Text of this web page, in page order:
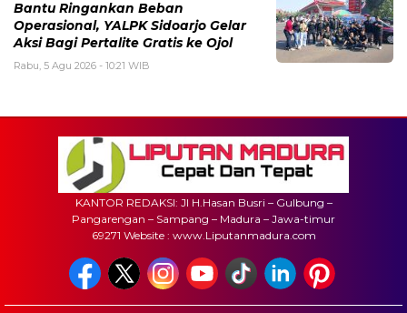
Bantu Ringankan Beban
Operasional, YALPK Sidoarjo Gelar
Aksi Bagi Pertalite Gratis ke Ojol
Rabu, 5 Agu 2026 - 10:21 WIB
KANTOR REDAKSI: Jl H.Hasan Busri – Gulbung –
Pangarengan – Sampang – Madura – Jawa-timur
69271 Website : www.Liputanmadura.com